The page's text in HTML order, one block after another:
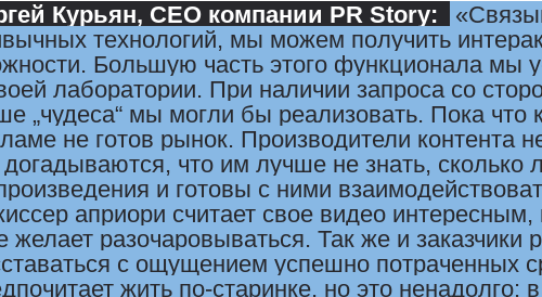
Курьян, CEO компании PR Story:
технологий, мы можем получить
Большую часть этого функционала мы
лаборатории. При наличии запроса со
„чудеса“ мы могли бы реализовать. Пока что
не готов рынок. Производители контента
догадываются, что им лучше не знать, сколько
и готовы с ними
априори считает свое видео
желает разочаровываться. Так же и
с ощущением успешно потраченных
жить по-старинке, но это